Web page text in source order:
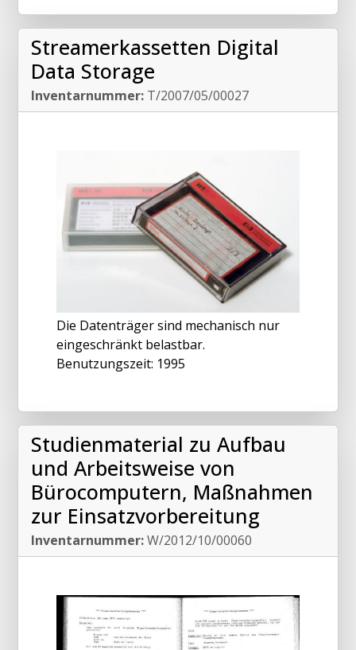
Streamerkassetten Digital
Data Storage
Inventarnummer: T/2007/05/00027
Die Datenträger sind mechanisch nur
eingeschränkt belastbar.
Benutzungszeit: 1995
Studienmaterial zu Aufbau
und Arbeitsweise von
Bürocomputern, Maßnahmen
zur Einsatzvorbereitung
Inventarnummer:W/2012/10/00060